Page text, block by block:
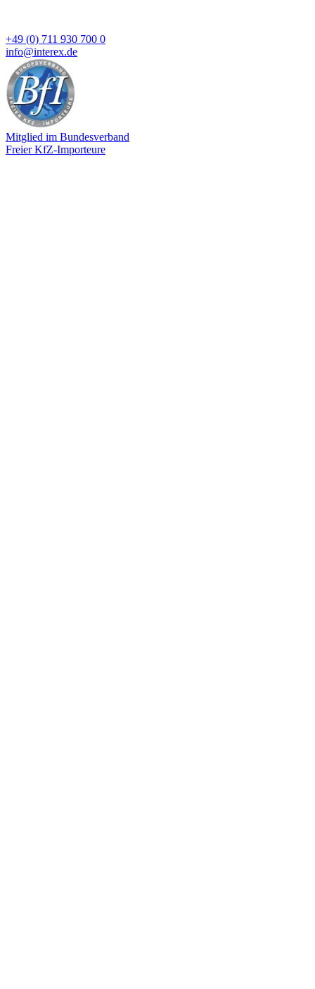
+49 (0) 711 930 700 0
info@interex.de
Mitglied im Bundesverband
Freier KfZ-Importeure